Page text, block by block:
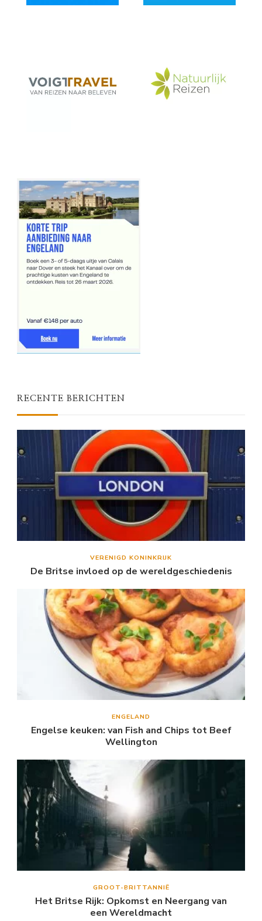
RECENTE BERICHTEN
VERENIGD KONINKRIJK
De Britse invloed op de wereldgeschiedenis
ENGELAND
Engelse keuken: van Fish and Chips tot Beef
Wellington
GROOT-BRITTANNIË
Het Britse Rijk: Opkomst en Neergang van
een Wereldmacht